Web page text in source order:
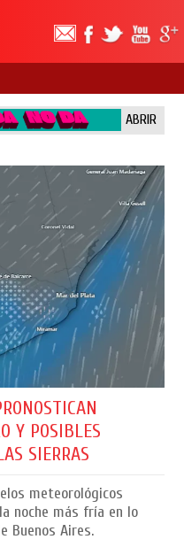
ABRIR
Y POSIBLES
SIERRAS
meteorológicos
noche más fría en lo
Buenos Aires.